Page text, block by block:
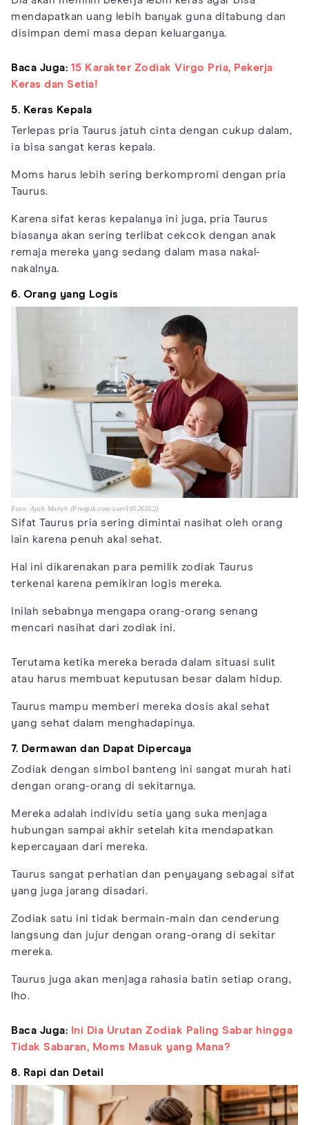
mendapatkan uang lebih banyak guna ditabung dan
disimpan demi masa depan keluarganya.
Baca Juga: 15 Karakter Zodiak Virgo Pria, Pekerja
Keras dan Setia!
5. Keras Kepala
Terlepas pria Taurus jatuh cinta dengan cukup dalam,
ia bisa sangat keras kepala.
Moms harus lebih sering berkompromi dengan pria
Taurus.
Karena sifat keras kepalanya ini juga, pria Taurus
biasanya akan sering terlibat cekcok dengan anak
remaja mereka yang sedang dalam masa nakal-
nakalnya.
6. Orang yang Logis
Foto: Ayah Marah (Freepik.com/user18526052)
Sifat Taurus pria sering dimintai nasihat oleh orang
lain karena penuh akal sehat.
Hal ini dikarenakan para pemilik zodiak Taurus
terkenal karena pemikiran logis mereka.
Inilah sebabnya mengapa orang-orang senang
mencari nasihat dari zodiak ini.
Terutama ketika mereka berada dalam situasi sulit
atau harus membuat keputusan besar dalam hidup.
Taurus mampu memberi mereka dosis akal sehat
yang sehat dalam menghadapinya.
7. Dermawan dan Dapat Dipercaya
Zodiak dengan simbol banteng ini sangat murah hati
dengan orang-orang di sekitarnya.
Mereka adalah individu setia yang suka menjaga
hubungan sampai akhir setelah kita mendapatkan
kepercayaan dari mereka.
Taurus sangat perhatian dan penyayang sebagai sifat
yang juga jarang disadari.
Zodiak satu ini tidak bermain-main dan cenderung
langsung dan jujur dengan orang-orang di sekitar
mereka.
Taurus juga akan menjaga rahasia batin setiap orang,
lho.
Baca Juga:
Ini Dia Urutan Zodiak Paling Sabar hingga
Tidak Sabaran, Moms Masuk yang Mana?
8. Rapi dan Detail